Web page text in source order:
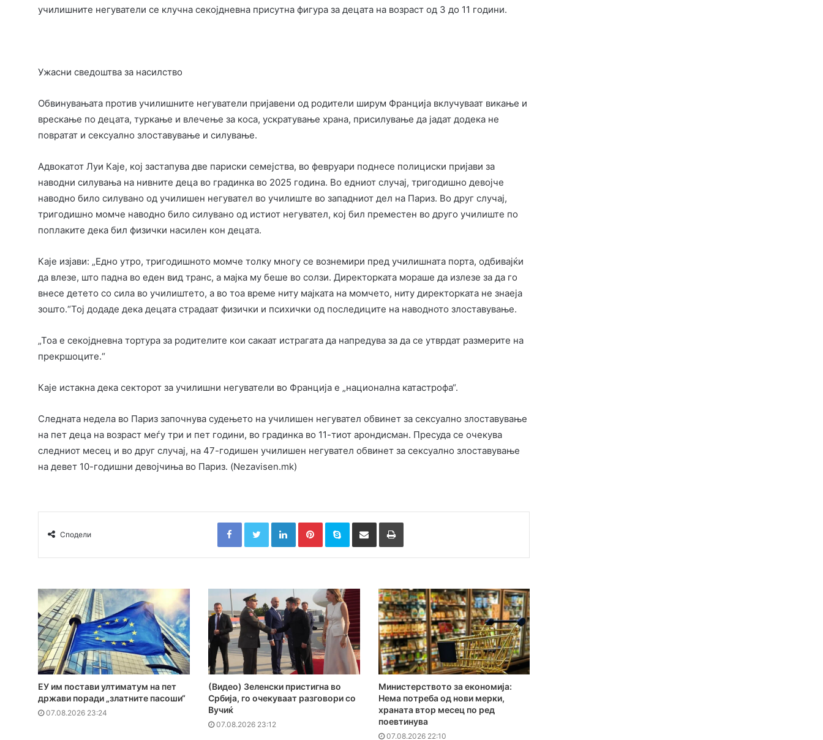
училишните негуватели се клучна секојдневна присутна фигура за децата на возраст од 3 до 11 години.
Ужасни сведоштва за насилство
Обвинувањата против училишните негуватели пријавени од родители ширум Франција вклучуваат викање и
врескање по децата, туркање и влечење за коса, ускратување храна, присилување да јадат додека не
повратат и сексуално злоставување и силување.
Адвокатот Луи Каје, кој застапува две париски семејства, во февруари поднесе полициски пријави за
наводни силувања на нивните деца во градинка во 2025 година. Во едниот случај, тригодишно девојче
наводно било силувано од училишен негувател во училиште во западниот дел на Париз. Во друг случај,
тригодишно момче наводно било силувано од истиот негувател, кој бил преместен во друго училиште по
поплаките дека бил физички насилен кон децата.
Каје изјави: „Едно утро, тригодишното момче толку многу се вознемири пред училишната порта, одбивајќи
да влезе, што падна во еден вид транс, а мајка му беше во солзи. Директорката мораше да излезе за да го
внесе детето со сила во училиштето, а во тоа време ниту мајката на момчето, ниту директорката не знаеја
зошто.“Тој додаде дека децата страдаат физички и психички од последиците на наводното злоставување.
„Тоа е секојдневна тортура за родителите кои сакаат истрагата да напредува за да се утврдат размерите на
прекршоците.“
Каје истакна дека секторот за училишни негуватели во Франција е „национална катастрофа“.
Следната недела во Париз започнува судењето на училишен негувател обвинет за сексуално злоставување
на пет деца на возраст меѓу три и пет години, во градинка во 11-тиот арондисман. Пресуда се очекува
следниот месец и во друг случај, на 47-годишен училишен негувател обвинет за сексуално злоставување
на девет 10-годишни девојчиња во Париз. (Nezavisen.mk)
Сподели
FacebookTwitterLinkedInPinterestSkype Сподели преку Е-маил Испринтај
ЕУ им постави ултиматум на пет
држави поради „златните пасоши“
07.08.2026 23:24
(Видео) Зеленски пристигна во
Србија, го очекуваат разговори со
Вучиќ
07.08.2026 23:12
Министерството за економија:
Нема потреба од нови мерки,
храната втор месец по ред
поевтинува
07.08.2026 22:10